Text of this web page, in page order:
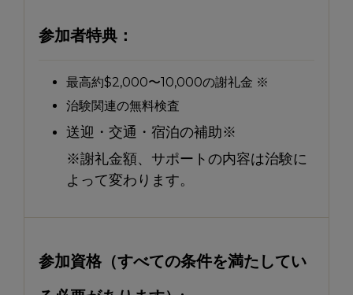
参加者特典：
最高約$2,000〜10,000の謝礼金 ※
治験関連の無料検査
送迎・交通・宿泊の補助※
※謝礼金額、サポートの内容は治験に
よって変わります。
参加資格（すべての条件を満たしてい